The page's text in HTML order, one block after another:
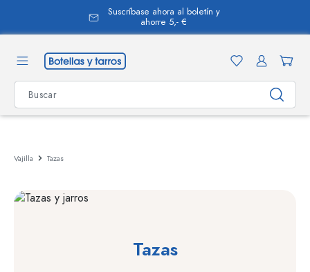
Suscríbase ahora al boletín y
ahorre 5,- €
Vajilla Tazas
Tazas